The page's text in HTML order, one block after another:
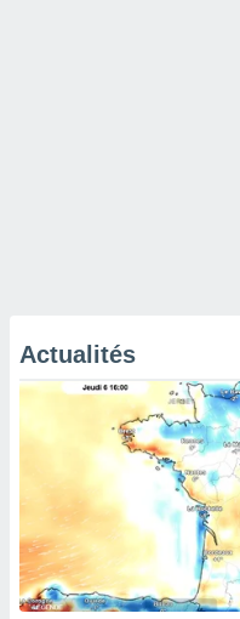
Actualités